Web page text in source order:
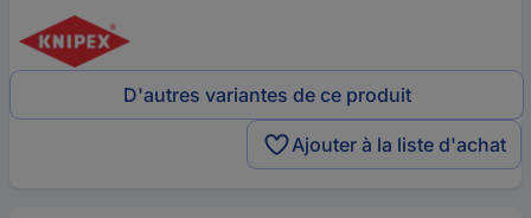
D'autres variantes de ce produit
Ajouter à la liste d'achat